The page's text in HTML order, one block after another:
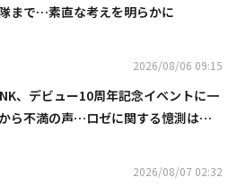
まで…素直な考えを明らかに
2026/08/06 09:15
、デビュー10周年記念イベントに一
ら不満の声…ロゼに関する憶測は否
2026/08/07 02:32